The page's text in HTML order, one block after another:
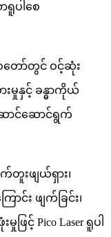
ရူပါစေ
ေတော်တွင် ဝင့်ဆုံး
းမှုနှင့် ခန္ဓာကိုယ်
ာင်ဆောင်ရွက်
က်တူးဖျယ်ရှား၊
င်း ဖျက်ခြင်း၊
ြင့် Pico Laser ရူပါ